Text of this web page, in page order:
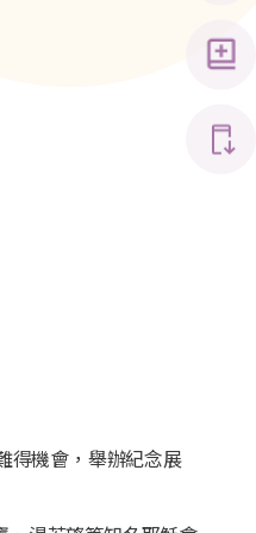
得機會，舉辦紀念展